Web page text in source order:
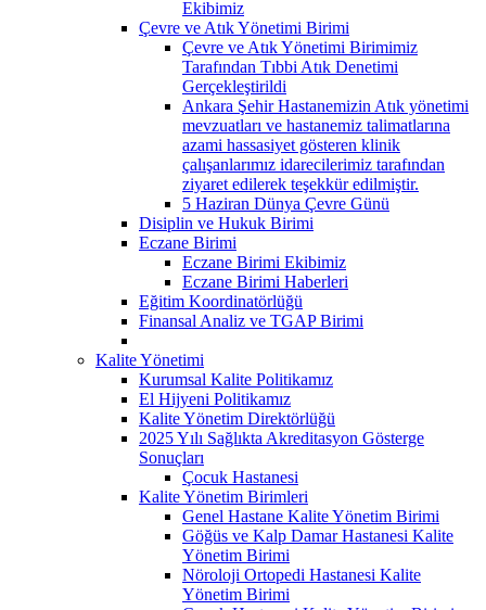
Ekibimiz
Çevre ve Atık Yönetimi Birimi
Çevre ve Atık Yönetimi Birimimiz
Tarafından Tıbbi Atık Denetimi
Gerçekleştirildi
Ankara Şehir Hastanemizin Atık yönetimi
mevzuatları ve hastanemiz talimatlarına
azami hassasiyet gösteren klinik
çalışanlarımız idarecilerimiz tarafından
ziyaret edilerek teşekkür edilmiştir.
5 Haziran Dünya Çevre Günü
Disiplin ve Hukuk Birimi
Eczane Birimi
Eczane Birimi Ekibimiz
Eczane Birimi Haberleri
Eğitim Koordinatörlüğü
Finansal Analiz ve TGAP Birimi
Kalite Yönetimi
Kurumsal Kalite Politikamız
El Hijyeni Politikamız
Kalite Yönetim Direktörlüğü
2025 Yılı Sağlıkta Akreditasyon Gösterge
Sonuçları
Çocuk Hastanesi
Kalite Yönetim Birimleri
Genel Hastane Kalite Yönetim Birimi
Göğüs ve Kalp Damar Hastanesi Kalite
Yönetim Birimi
Nöroloji Ortopedi Hastanesi Kalite
Yönetim Birimi